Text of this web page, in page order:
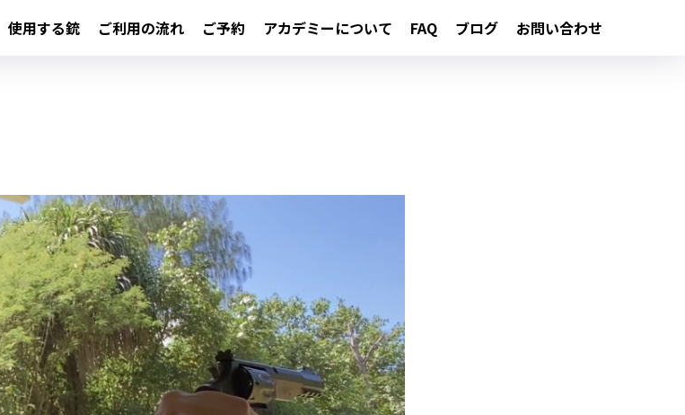
使用する銃 ご利用の流れ ご予約 アカデミーについて FAQ ブログ お問い合わせ